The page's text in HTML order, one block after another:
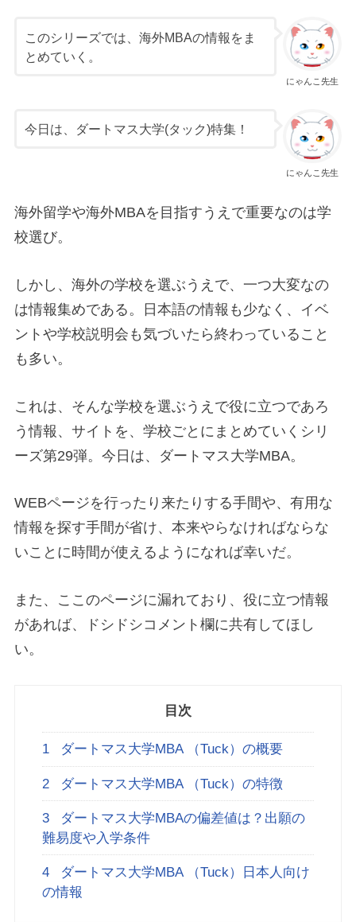
にゃんこ先生
このシリーズでは、海外MBAの情報をま
とめていく。
にゃんこ先生
今日は、ダートマス大学(タック)特集！
海外留学や海外MBAを目指すうえで重要なのは学
校選び。
しかし、海外の学校を選ぶうえで、一つ大変なの
は情報集めである。日本語の情報も少なく、イベ
ントや学校説明会も気づいたら終わっていること
も多い。
これは、そんな学校を選ぶうえで役に立つであろ
う情報、サイトを、学校ごとにまとめていくシリ
ーズ第29弾。今日は、ダートマス大学MBA。
WEBページを行ったり来たりする手間や、有用な
情報を探す手間が省け、本来やらなければならな
いことに時間が使えるようになれば幸いだ。
また、ここのページに漏れており、役に立つ情報
があれば、ドシドシコメント欄に共有してほし
い。
目次
1 ダートマス大学MBA （Tuck）の概要
2 ダートマス大学MBA （Tuck）の特徴
3
ダートマス大学MBAの偏差値は？出願の
難易度や入学条件
4
ダートマス大学MBA （Tuck）日本人向け
の情報